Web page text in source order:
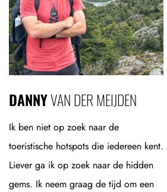
DANNYVAN DER MEIJDEN
Ik ben niet op zoek naar de
toeristische hotspots die iedereen kent.
Liever ga ik op zoek naar de hidden
gems. Ik neem graag de tijd om een